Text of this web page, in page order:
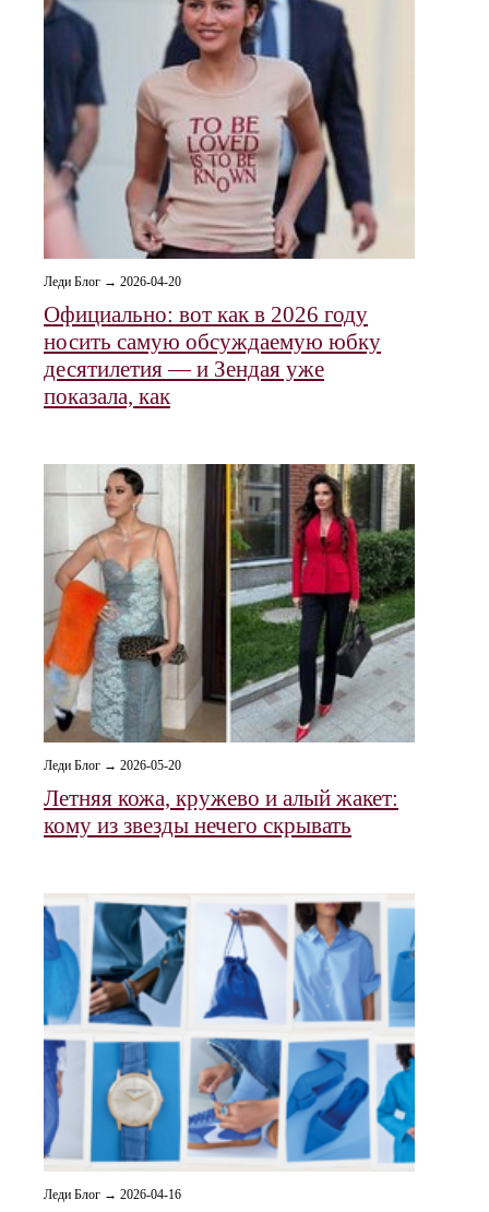
Леди Блог → 2026-04-20
Официально: вот как в 2026 году
носить самую обсуждаемую юбку
десятилетия — и Зендая уже
показала, как
Леди Блог → 2026-05-20
Летняя кожа, кружево и алый жакет:
кому из звезды нечего скрывать
Леди Блог → 2026-04-16